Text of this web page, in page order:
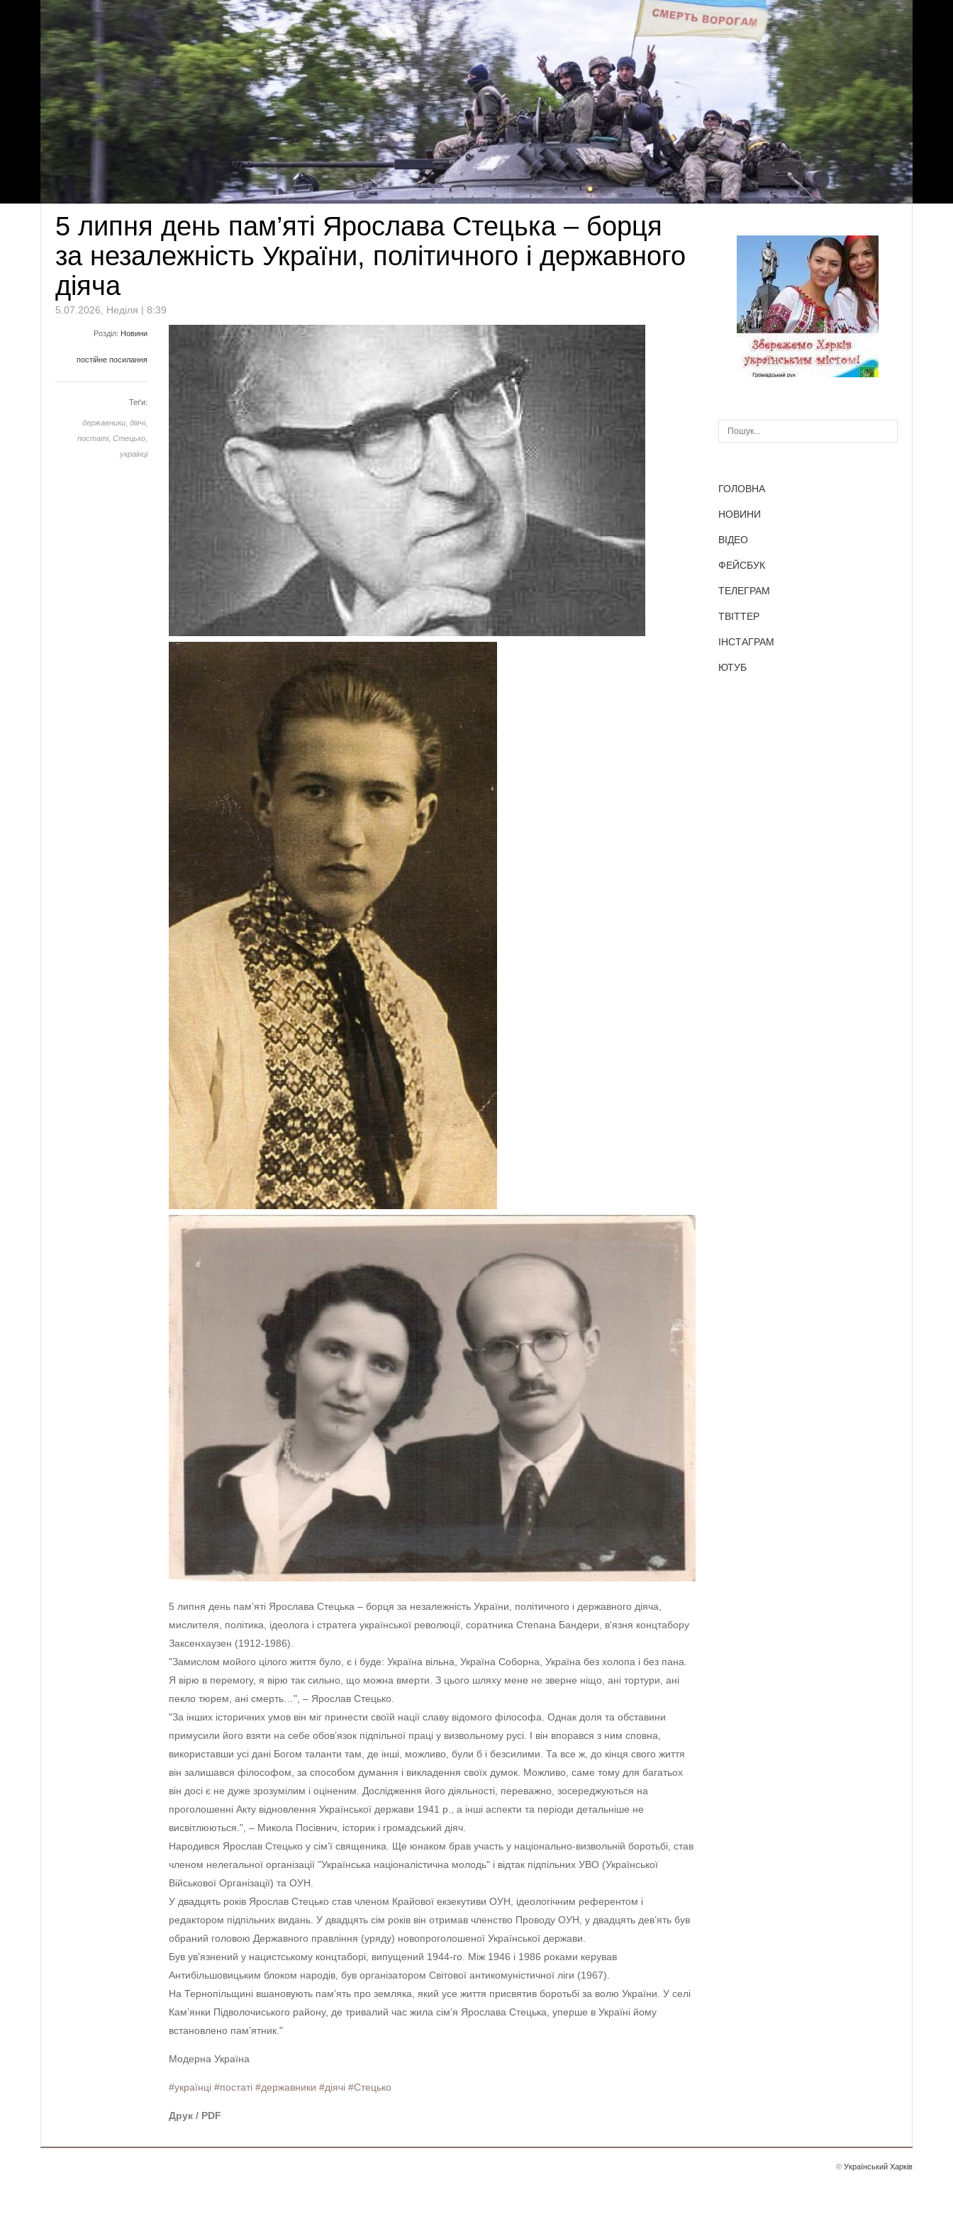
5 липня день пам’яті Ярослава Стецька – борця
за незалежність України, політичного і державного
діяча
5.07.2026, Неділя | 8:39
Розділ: Новини
постійне посилання
Теґи:
державники діячі,
постаті, Стецько
українці
5 липня день пам’яті Ярослава Стецька – борця за незалежність України, політичного і державного діяча,
мислителя, політика, ідеолога і стратега української революції, соратника Степана Бандери, в'язня концтабору
Заксенхаузен (1912-1986).
"Замислом мойого цілого життя було, є і буде: Україна вільна, Україна Соборна, Україна без холопа і без пана.
Я вірю в перемогу, я вірю так сильно, що можна вмерти. З цього шляху мене не зверне ніщо, ані тортури, ані
пекло тюрем, ані смерть…", – Ярослав Стецько.
"За інших історичних умов він міг принести своїй нації славу відомого філософа. Однак доля та обставини
примусили його взяти на себе обов’язок підпільної праці у визвольному русі. І він впорався з ним сповна,
використавши усі дані Богом таланти там, де інші, можливо, були б і безсилими. Та все ж, до кінця свого життя
він залишався філософом, за способом думання і викладення своїх думок. Можливо, саме тому для багатьох
він досі є не дуже зрозумілим і оціненим. Дослідження його діяльності, переважно, зосереджуються на
проголошенні Акту відновлення Української держави 1941 р., а інші аспекти та періоди детальніше не
висвітлюються.", – Микола Посівнич, історик і громадський діяч.
Народився Ярослав Стецько у сім’ї священика. Ще юнаком брав участь у національно-визвольній боротьбі, став
членом нелегальної організації "Українська націоналістична молодь" і відтак підпільних УВО (Української
Військової Організації) та ОУН.
У двадцять років Ярослав Стецько став членом Крайової екзекутиви ОУН, ідеологічним референтом і
редактором підпільних видань. У двадцять сім років він отримав членство Проводу ОУН, у двадцять дев’ять був
обраний головою Державного правління (уряду) новопроголошеної Української держави.
Був ув’язнений у нацистському концтаборі, випущений 1944-го. Між 1946 і 1986 роками керував
Антибільшовицьким блоком народів, був організатором Світової антикомуністичної ліги (1967).
На Тернопільщині вшановують пам’ять про земляка, який усе життя присвятив боротьбі за волю України. У селі
Кам’янки Підволочиського району, де тривалий час жила сім’я Ярослава Стецька, уперше в Україні йому
встановлено пам’ятник."
Модерна Україна
#українці #постаті #державники #діячі #Стецько
Друк / PDF
ГОЛОВНА
НОВИНИ
ВІДЕО
ФЕЙСБУК
ТЕЛЕГРАМ
ТВІТТЕР
ІНСТАГРАМ
ЮТУБ
© Український Харків